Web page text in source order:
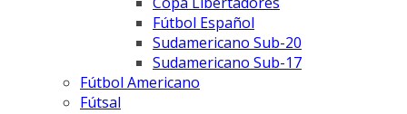
Fútbol Español
Sudamericano Sub-20
Sudamericano Sub-17
Fútbol Americano
Fútsal